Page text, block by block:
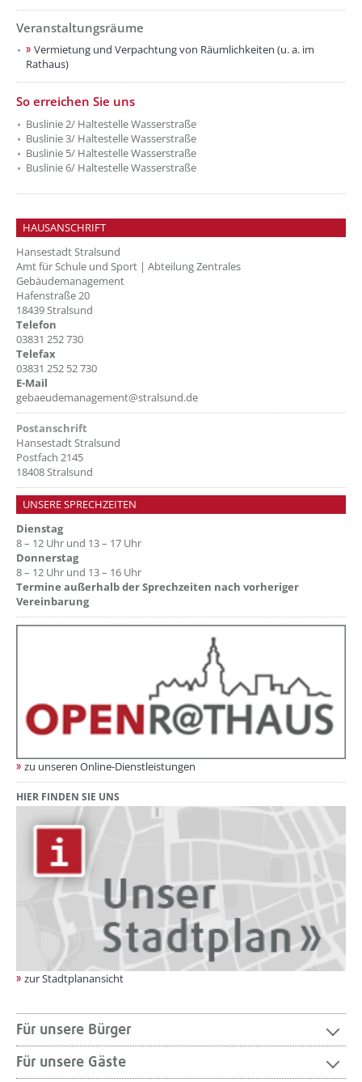
??? absaetzeOben[5]/titel ???
Veranstaltungsräume
Vermietung und Verpachtung von Räumlichkeiten (u. a. im
Rathaus)
??? absaetzeUnten[1]/titel ???
So erreichen Sie uns
Buslinie 2/ Haltestelle Wasserstraße
Buslinie 3/ Haltestelle Wasserstraße
Buslinie 5/ Haltestelle Wasserstraße
Buslinie 6/ Haltestelle Wasserstraße
HAUSANSCHRIFT
Hansestadt Stralsund
Amt für Schule und Sport | Abteilung Zentrales
Gebäudemanagement
Hafenstraße 20
18439 Stralsund
Telefon
03831 252 730
Telefax
03831 252 52 730
E-Mail
gebaeudemanagement@stralsund.de
Postanschrift
Hansestadt Stralsund
Postfach 2145
18408 Stralsund
UNSERE SPRECHZEITEN
Dienstag
8 – 12 Uhr und 13 – 17 Uhr
Donnerstag
8 – 12 Uhr und 13 – 16 Uhr
Termine außerhalb der Sprechzeiten nach vorheriger
Vereinbarung
zu unseren Online-Dienstleistungen
HIER FINDEN SIE UNS
zur Stadtplanansicht
Für unsere Bürger
Für unsere Gäste